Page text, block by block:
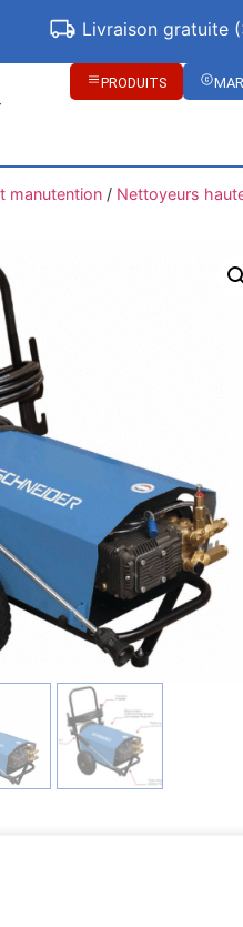
Livraison gratuite
PRODUITS
manutention/ Nettoyeurs